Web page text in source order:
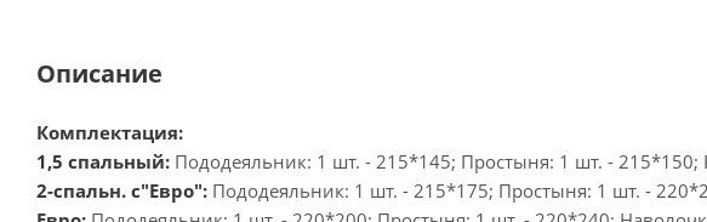
Описание
Комплектация:
1,5 спальный: Пододеяльник: 1 шт. - 215*145; Простыня: 1 шт. - 215*150;
2-спальн. с"Евро": Пододеяльник: 1 шт. - 215*175; Простыня: 1 шт. -